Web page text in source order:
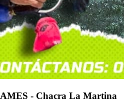
LUDUS TACTICAL GAMES - Chacra La Martina